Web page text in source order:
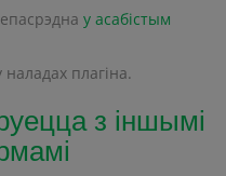
у асабістым
плагіна.
з іншымі